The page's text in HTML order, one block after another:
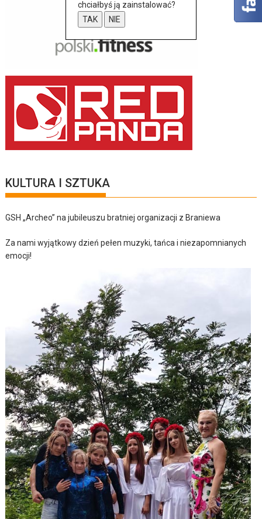
KULTURA I SZTUKA
GSH „Archeo” na jubileuszu bratniej organizacji z Braniewa
Za nami wyjątkowy dzień pełen muzyki, tańca i niezapomnianych
emocji!
chciałbyś ją zainstalować?
TAK
NIE